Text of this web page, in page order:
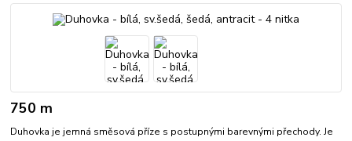
750 m
Duhovka je jemná směsová příze s postupnými barevnými přechody. Je